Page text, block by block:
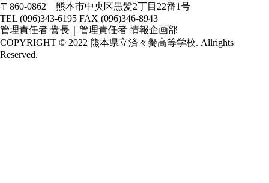
〒860-0862 熊本市中央区黒髪2丁目22番1号
TEL (096)343-6195 FAX (096)346-8943
管理責任者 黌長｜管理責任者 情報企画部
COPYRIGHT © 2022 熊本県立済々黌高等学校. Allrights
Reserved.